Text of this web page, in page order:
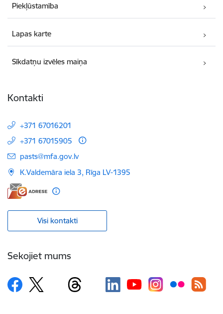
Piekļūstamība
Lapas karte
Sīkdatņu izvēles maiņa
Kontakti
+371 67016201
+371 67015905
E-pasts:
pasts@mfa.gov.lv
K.Valdemāra iela 3, Rīga LV-1395
Visi kontakti
Sekojiet mums